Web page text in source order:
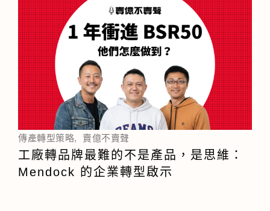
傳產轉型策略, 賣億不賣聲
工廠轉品牌最難的不是產品，是思維：
Mendock 的企業轉型啟示